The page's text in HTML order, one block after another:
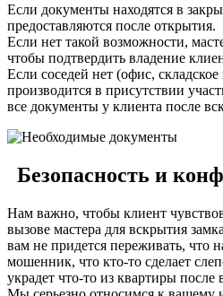
Если документы находятся в
предоставляются после открытия.
Если нет такой возможности,
чтобы подтвердить владение
Если соседей нет (офис,
производится в присутствии
все документы у клиента после
Безопасность и
Нам важно, чтобы клиент
вызове мастера для вскрытия
вам не придется переживать, что
мошенник, что кто-то сделает
украдет что-то из квартиры после